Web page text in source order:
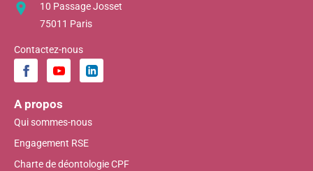
10 Passage Josset
75011 Paris
Contactez-nous
A propos
Qui sommes-nous
Engagement RSE
Charte de déontologie CPF